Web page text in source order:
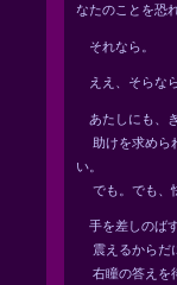
なたのことを恐
それなら。
ええ、そらな
あたしにも、
助けを求めら
い。
でも。でも、
手を差しのば
震えるからだ
右瞳の答えを